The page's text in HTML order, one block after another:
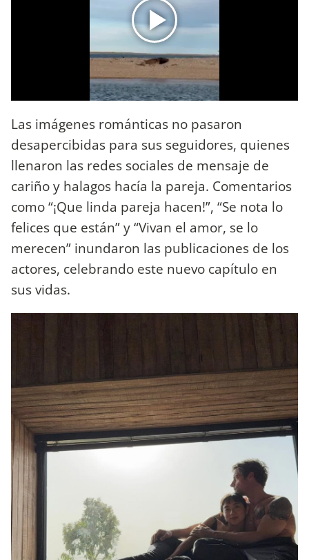
Las imágenes románticas no pasaron
desapercibidas para sus seguidores, quienes
llenaron las redes sociales de mensaje de
cariño y halagos hacía la pareja. Comentarios
como “¡Que linda pareja hacen!”, “Se nota lo
felices que están” y “Vivan el amor, se lo
merecen” inundaron las publicaciones de los
actores, celebrando este nuevo capítulo en
sus vidas.